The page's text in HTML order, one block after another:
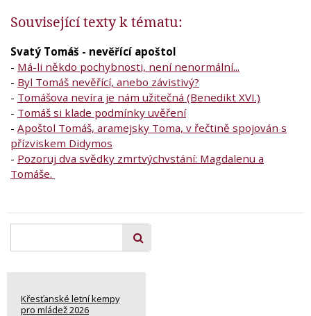
Související texty k tématu:
Svatý Tomáš - nevěřící apoštol
- Má-li někdo pochybnosti, není nenormální...
- Byl Tomáš nevěřící, anebo závistivý?
- Tomášova nevíra je nám užitečná (Benedikt XVI.)
- Tomáš si klade podmínky uvěření
- Apoštol Tomáš, aramejsky Toma, v řečtině spojován s
přízviskem Didymos
- Pozoruj dva svědky zmrtvýchvstání: Magdalenu a
Tomáše.
Křesťanské letní kempy
pro mládež 2026